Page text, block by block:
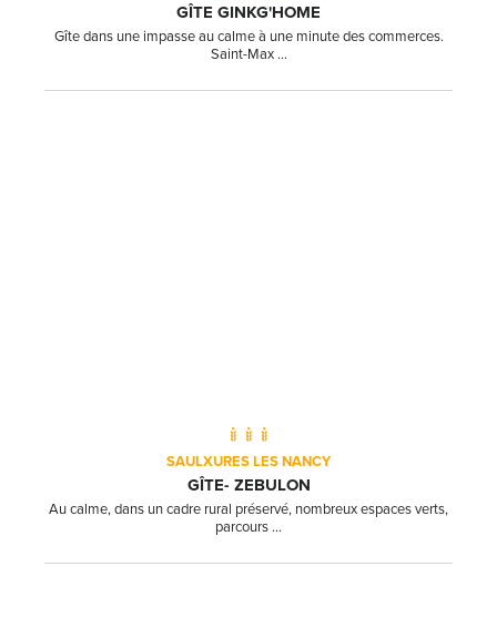
GÎTE GINKG'HOME
Gîte dans une impasse au calme à une minute des commerces.
Saint-Max ...
SAULXURES LES NANCY
GÎTE- ZEBULON
Au calme, dans un cadre rural préservé, nombreux espaces verts,
parcours ...